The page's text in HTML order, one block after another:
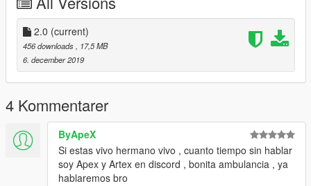
2.0 (current)
456 downloads
, 17,5 MB
6. december 2019
4 Kommentarer
ByApeX
Si estas vivo hermano vivo , cuanto tiempo sin hablar
soy Apex y Artex en discord , bonita ambulancia , ya
hablaremos bro